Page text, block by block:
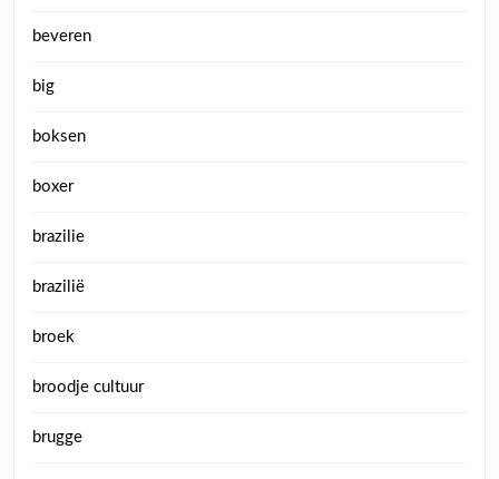
beveren
big
boksen
boxer
brazilie
brazilië
broek
broodje cultuur
brugge